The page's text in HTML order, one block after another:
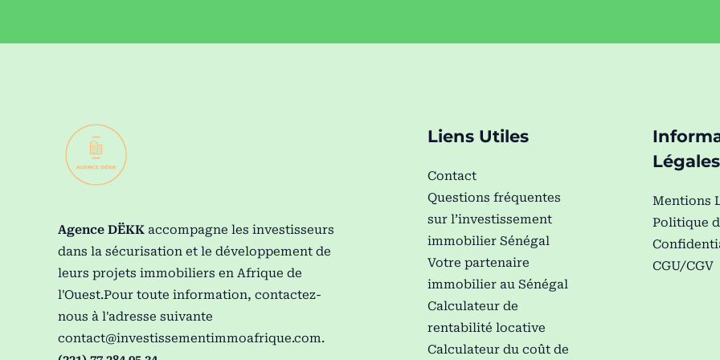
Agence DËKK accompagne les investisseurs
dans la sécurisation et le développement de
leurs projets immobiliers en Afrique de
l'Ouest.Pour toute information, contactez-
nous à l'adresse suivante
contact@investissementimmoafrique.com.
Liens Utiles
Contact
Questions fréquentes
sur l’investissement
immobilier Sénégal
Votre partenaire
immobilier au Sénégal
Calculateur de
rentabilité locative
Calculateur du coût de
Légales
Mentions
Politique
CGU/CGV